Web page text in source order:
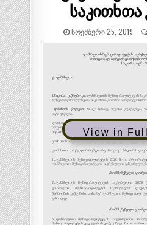
საკითხთა
ᲜᲝᲔᲛᲑᲔᲠᲘ 25, 2019
View in